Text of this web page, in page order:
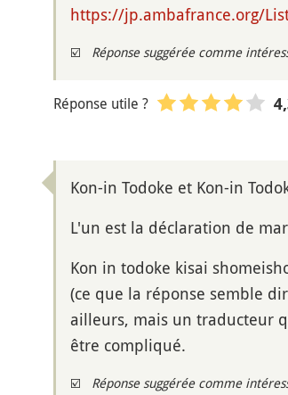
https://jp.ambafrance.org/
☑️ Réponse suggérée comme
Réponse utile ?
Kon-in Todoke et Kon-in
L'un est la déclaration de
Kon in todoke kisai
(ce que la réponse semble
ailleurs, mais un traducteur
être compliqué.
☑️ Réponse suggérée comme